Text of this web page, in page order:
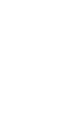
剂精确喷射到目
高脱硝效率。
量，水泥厂可以
耐腐蚀材料制
合理，便于安装